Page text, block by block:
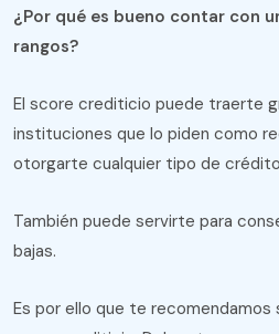
¿Por qué es bueno contar con
rangos?
El score crediticio puede traerte
instituciones que lo piden como
otorgarte cualquier tipo de
También puede servirte para
bajas.
Es por ello que te recomendamos